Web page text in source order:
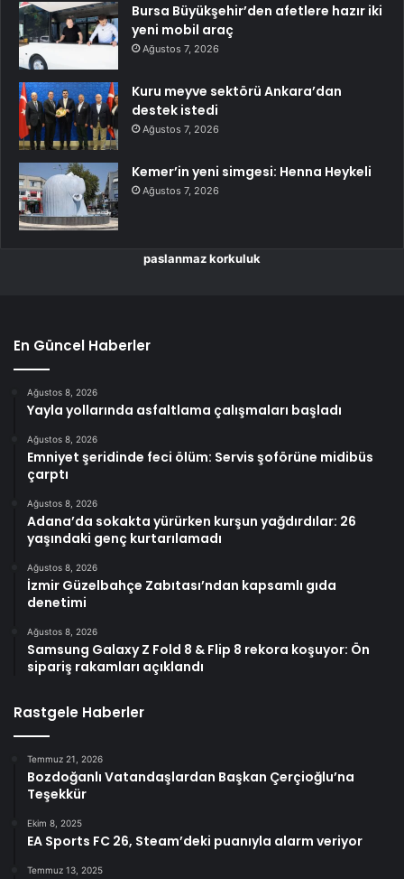
Bursa Büyükşehir’den afetlere hazır iki
yeni mobil araç
Ağustos 7, 2026
Kuru meyve sektörü Ankara’dan
destek istedi
Ağustos 7, 2026
Kemer’in yeni simgesi: Henna Heykeli
Ağustos 7, 2026
paslanmaz korkuluk
En Güncel Haberler
Ağustos 8, 2026
Yayla yollarında asfaltlama çalışmaları başladı
Ağustos 8, 2026
Emniyet şeridinde feci ölüm: Servis şoförüne midibüs
çarptı
Ağustos 8, 2026
Adana’da sokakta yürürken kurşun yağdırdılar: 26
yaşındaki genç kurtarılamadı
Ağustos 8, 2026
İzmir Güzelbahçe Zabıtası’ndan kapsamlı gıda
denetimi
Ağustos 8, 2026
Samsung Galaxy Z Fold 8 & Flip 8 rekora koşuyor: Ön
sipariş rakamları açıklandı
Rastgele Haberler
Temmuz 21, 2026
Bozdoğanlı Vatandaşlardan Başkan Çerçioğlu’na
Teşekkür
Ekim 8, 2025
EA Sports FC 26, Steam’deki puanıyla alarm veriyor
Temmuz 13, 2025